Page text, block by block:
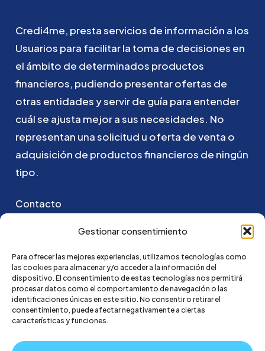
Gestionar consentimiento
Para ofrecer las mejores experiencias, utilizamos tecnologías como
las cookies para almacenar y/o acceder a la información del
dispositivo. El consentimiento de estas tecnologías nos permitirá
procesar datos como el comportamiento de navegación o las
identificaciones únicas en este sitio. No consentir o retirar el
consentimiento, puede afectar negativamente a ciertas
características y funciones.
Credi4me, prestaservicios de información a los
Usuarios para facilitarla toma de decisiones en
el ámbito de determinados productos
financieros, pudiendo presentarofertas de
otras entidadesyservirde guía para entender
cuálse ajusta mejorasus necesidades. No
representan unasolicitud u oferta deventa o
adquisición de productosfinancieros de ningún
tipo.
Contacto
Puedes ponerte en contacto con nosotros
hola@credi4me.com